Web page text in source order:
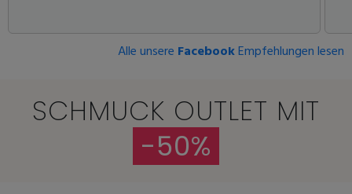
Alle unsere FacebookEmpfehlungen lesen
SCHMUCK OUTLET MIT
-50%